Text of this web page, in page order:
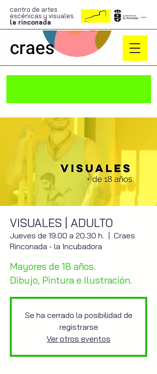
centro de artes
escénicas y visuales
la rinconada
craes
VISUALES | ADULTO
Jueves de 19.00 a 20.30 h.
Craes
Rinconada - la Incubadora
Mayores de 18 años.
Dibujo, Pintura e Ilustración.
Se ha cerrado la posibilidad de
registrarse
Ver otros eventos